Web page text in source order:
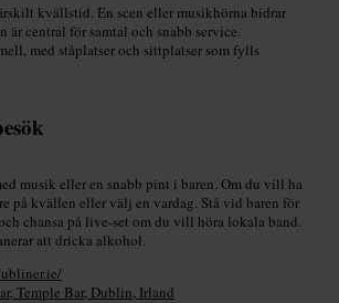
kvällstid. En scen eller musikhörna bidrar
är central för samtal och snabb service.
med ståplatser och sittplatser som fylls
musik eller en snabb pint i baren. Om du vill ha
på kvällen eller välj en vardag. Stå vid baren för
chansa på live-set om du vill höra lokala band.
att dricka alkohol.
Temple Bar, Dublin, Irland